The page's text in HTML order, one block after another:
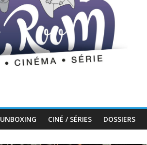
UNBOXING CINÉ / SÉRIES DOSSIERS